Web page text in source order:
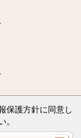
保護方針に同意し
。